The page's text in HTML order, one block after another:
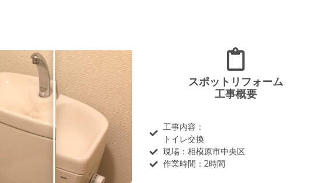
スポットリフォーム
工事概要
工事内容：
トイレ交換
現場：相模原市中央区
作業時間：2時間